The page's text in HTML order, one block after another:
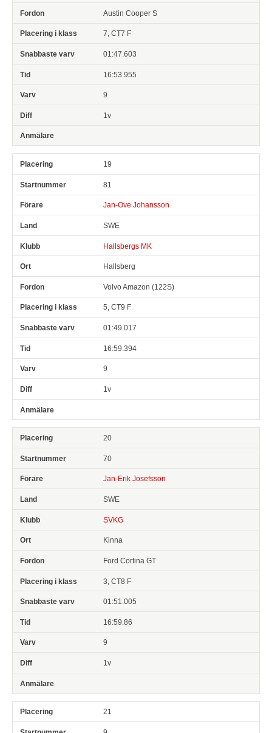
Austin Cooper S
7, CT7 F
01:47.603
16:53.955
9
1v
19
81
Jan-Ove Johansson
SWE
Hallsbergs MK
Hallsberg
Volvo Amazon (122S)
5, CT9 F
01:49.017
16:59.394
9
1v
20
70
Jan-Erik Josefsson
SWE
SVKG
Kinna
Ford Cortina GT
3, CT8 F
01:51.005
16:59.86
9
1v
21